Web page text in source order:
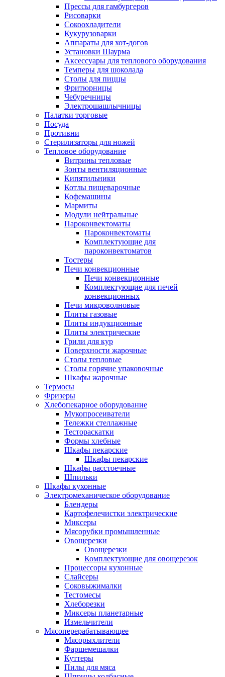
Прессы для гамбургеров
Рисоварки
Сокоохладители
Кукурузоварки
Аппараты для хот-догов
Установки Шаурма
Аксессуары для теплового оборудования
Темперы для шоколада
Столы для пиццы
Фритюрницы
Чебуречницы
Электрошашлычницы
Палатки торговые
Посуда
Противни
Стерилизаторы для ножей
Тепловое оборудование
Витрины тепловые
Зонты вентиляционные
Кипятильники
Котлы пищеварочные
Кофемашины
Мармиты
Модули нейтральные
Пароконвектоматы
Пароконвектоматы
Комплектующие для
пароконвектоматов
Тостеры
Печи конвекционные
Печи конвекционные
Комплектующие для печей
конвекционных
Печи микроволновые
Плиты газовые
Плиты индукционные
Плиты электрические
Грили для кур
Поверхности жарочные
Столы тепловые
Столы горячие упаковочные
Шкафы жарочные
Термосы
Фризеры
Хлебопекарное оборудование
Мукопросеиватели
Тележки стеллажные
Тестораскатки
Формы хлебные
Шкафы пекарские
Шкафы пекарские
Шкафы расстоечные
Шпильки
Шкафы кухонные
Электромеханическое оборудование
Блендеры
Картофелечистки электрические
Миксеры
Мясорубки промышленные
Овощерезки
Овощерезки
Комплектующие для овощерезок
Процессоры кухонные
Слайсеры
Соковыжималки
Тестомесы
Хлеборезки
Миксеры планетарные
Измельчители
Мясоперерабатывающее
Мясорыхлители
Фаршемешалки
Куттеры
Пилы для мяса